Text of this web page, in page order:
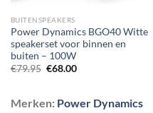
BUITENSPEAKERS
Power Dynamics BGO40 Witte
speakerset voor binnen en
buiten – 100W
€79.95 Oorspronkelijke
€68.00Huidige
Merken: Power Dynamics